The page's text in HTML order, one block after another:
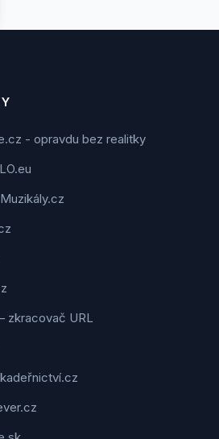
- opravdu bez realitky
zkracovač URL